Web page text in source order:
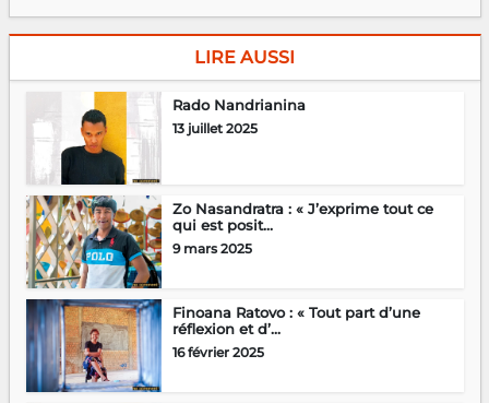
LIRE AUSSI
Rado Nandrianina
13 juillet 2025
Zo Nasandratra : « J’exprime tout ce
qui est posit...
9 mars 2025
Finoana Ratovo : « Tout part d’une
réflexion et d’...
16 février 2025